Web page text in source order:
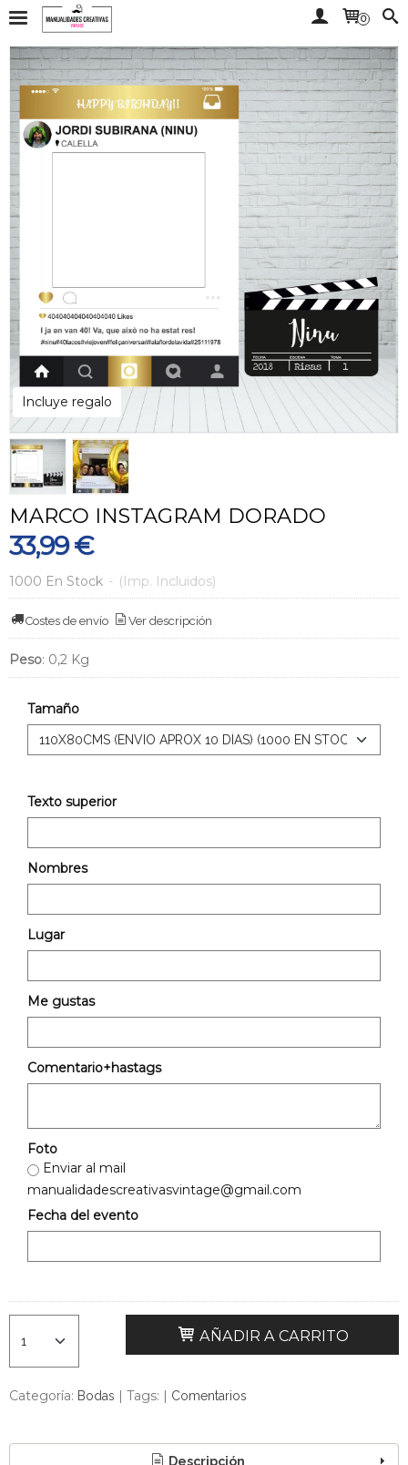
0
Incluye regalo
MARCO INSTAGRAM DORADO
33,99 €
1000 En Stock - (Imp. Incluidos)
Costes de envío Ver descripción
Peso: 0,2 Kg
Tamaño
Texto superior
Nombres
Lugar
Me gustas
Comentario+hastags
Foto
Enviar al mail
manualidadescreativasvintage@gmail.com
Fecha del evento
AÑADIR A CARRITO
Categoría: Bodas | Tags: | Comentarios
Descripción